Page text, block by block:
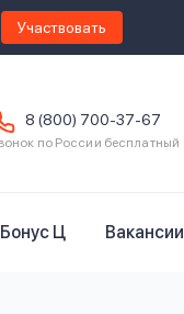
Участвовать
8 (800) 700-37-67
по России бесплатный
Бонус Ц Вакансии